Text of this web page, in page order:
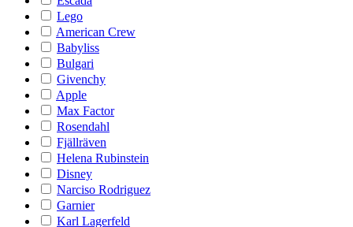
Lego
American Crew
Babyliss
Bulgari
Givenchy
Apple
Max Factor
Rosendahl
Fjällräven
Helena Rubinstein
Disney
Narciso Rodriguez
Garnier
Karl Lagerfeld